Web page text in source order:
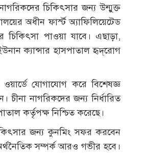
চিকিৎসার জন্য উন্মুক্ত
অধীন ফার্স্ট অ্যাফিলিয়েটেড
পাওয়া যাবে। এছাড়া,
ক্যান্সার হাসপাতাল হৃদ্‌রোগ
যোগাযোগ করে বিশেষজ্ঞ
নাগরিকদের জন্য নির্ধারিত
কর্তৃপক্ষ নিশ্চিত করেছে।
জন্য কুনমিং সফর করবেন
সম্পর্ক আরও গভীর হবে।